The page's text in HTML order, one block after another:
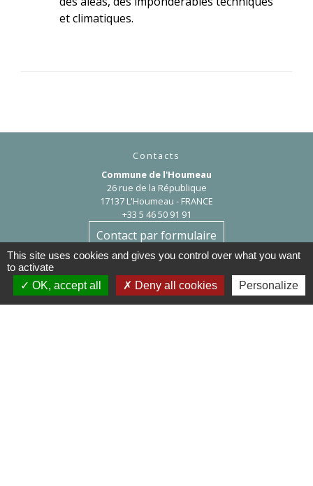
et climatiques.
Contacts
Commune de l'Houmeau
26 rue de la République
17137 L'Houmeau - FRANCE
+33 5 46 50 91 91
Contact par formulaire
Astreinte
En semaine à partir de 17h, samedi, dimanche et jours fériés :06 76 72
95 13
This site uses cookies and gives you control over what you want
to activate
OK, accept all
Deny all cookies Personalize